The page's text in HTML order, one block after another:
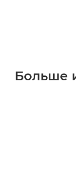
Больше